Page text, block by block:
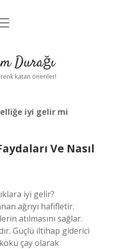
UyarıDurağı
katan öneriler!
iyi gelir mi
Ve Nasıl
iyi gelir?
ağrıyı hafifletir.
atılmasını sağlar.
Güçlü iltihap giderici
çay olarak